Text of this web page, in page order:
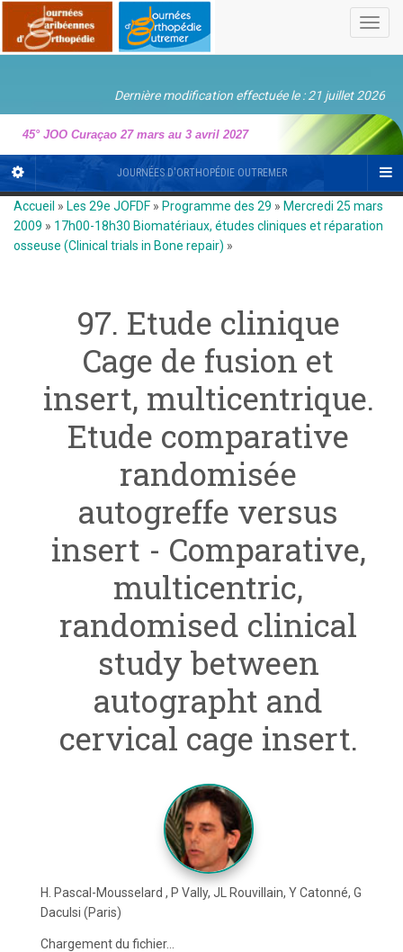
Dernière modification effectuée le : 21 juillet 2026
45° JOO Curaçao 27 mars au 3 avril 2027
JOURNÉES D'ORTHOPÉDIE OUTREMER
Accueil » Les 29e JOFDF » Programme des 29 » Mercredi 25 mars
2009 » 17h00-18h30 Biomatériaux, études cliniques et réparation
osseuse (Clinical trials in Bone repair) »
97. Etude clinique
Cage de fusion et
insert, multicentrique.
Etude comparative
randomisée
autogreffe versus
insert - Comparative,
multicentric,
randomised clinical
study between
autographt and
cervical cage insert.
H. Pascal-Mousselard , P Vally, JL Rouvillain, Y Catonné, G
Daculsi (Paris)
Chargement du fichier...